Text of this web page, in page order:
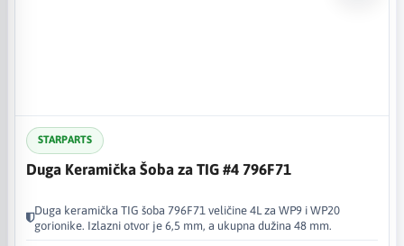
STARPARTS
Duga Keramička Šoba za TIG #4 796F71
Duga keramička TIG šoba 796F71 veličine 4L za WP9 i WP20
gorionike. Izlazni otvor je 6,5 mm, a ukupna dužina 48 mm.